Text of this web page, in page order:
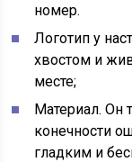
номер.
Логотип у
хвостом и
месте;
Материал. Он
конечности
гладким и